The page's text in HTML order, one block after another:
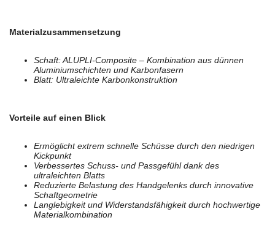
Materialzusammensetzung
Schaft: ALUPLI-Composite – Kombination aus dünnen
Aluminiumschichten und Karbonfasern
Blatt: Ultraleichte Karbonkonstruktion
Vorteile auf einen Blick
Ermöglicht extrem schnelle Schüsse durch den niedrigen
Kickpunkt
Verbessertes Schuss- und Passgefühl dank des
ultraleichten Blatts
Reduzierte Belastung des Handgelenks durch innovative
Schaftgeometrie
Langlebigkeit und Widerstandsfähigkeit durch hochwertige
Materialkombination